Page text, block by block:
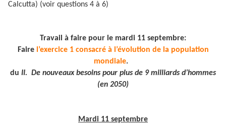
Calcutta) (voir questions 4 à 6)
Travail à faire pour le mardi 11 septembre:
Faire l’exercice 1 consacré à l’évolution de la population
mondiale.
du II. De nouveaux besoins pour plus de 9 milliards d’hommes
(en 2050)
Mardi 11 septembre